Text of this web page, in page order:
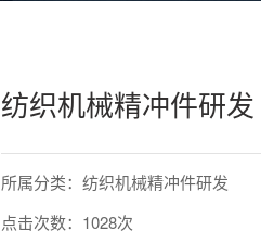
纺织机械精冲件研发
所属分类：纺织机械精冲件研发
点击次数：1028次